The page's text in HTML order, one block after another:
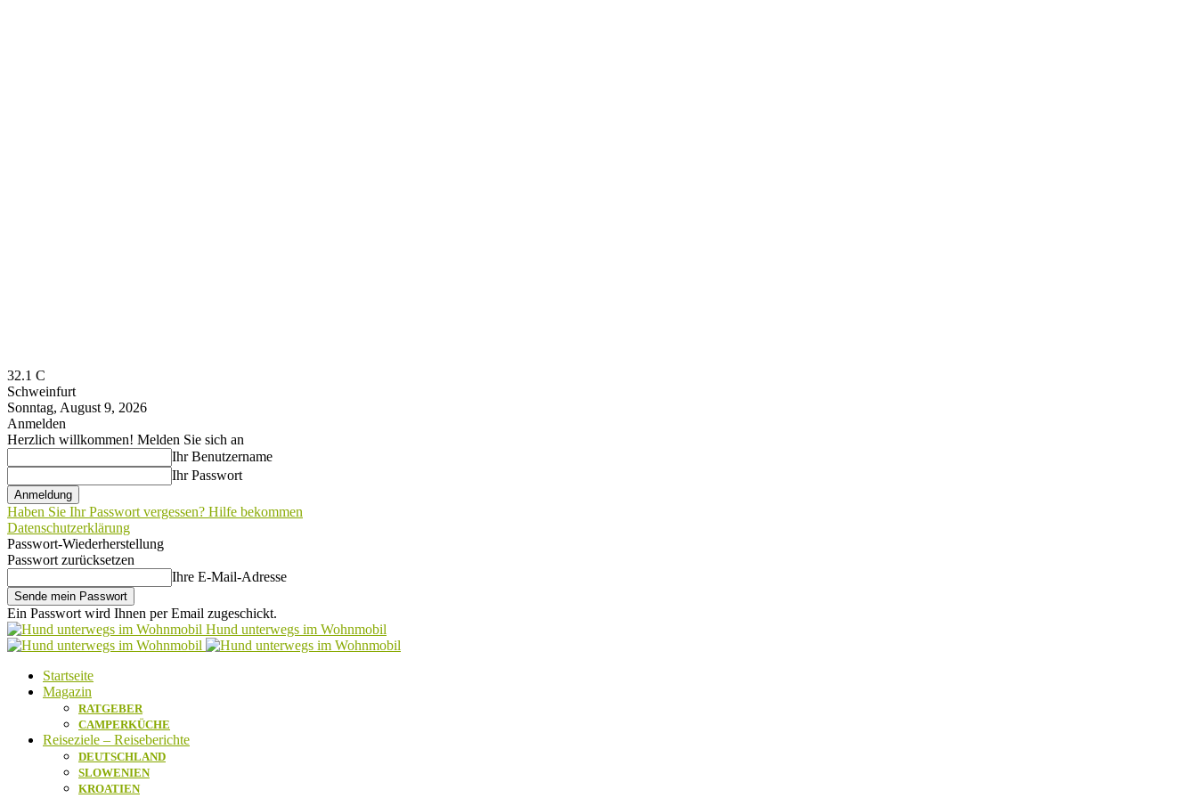
32.1 C
Schweinfurt
Sonntag, August 9, 2026
Anmelden
Herzlich willkommen! Melden Sie sich an
Ihr Benutzername
Ihr Passwort
Haben Sie Ihr Passwort vergessen? Hilfe bekommen
Datenschutzerklärung
Passwort-Wiederherstellung
Passwort zurücksetzen
Ihre E-Mail-Adresse
Ein Passwort wird Ihnen per Email zugeschickt.
Hund unterwegs im Wohnmobil
Startseite
Magazin
RATGEBER
CAMPERKÜCHE
Reiseziele – Reiseberichte
DEUTSCHLAND
SLOWENIEN
KROATIEN